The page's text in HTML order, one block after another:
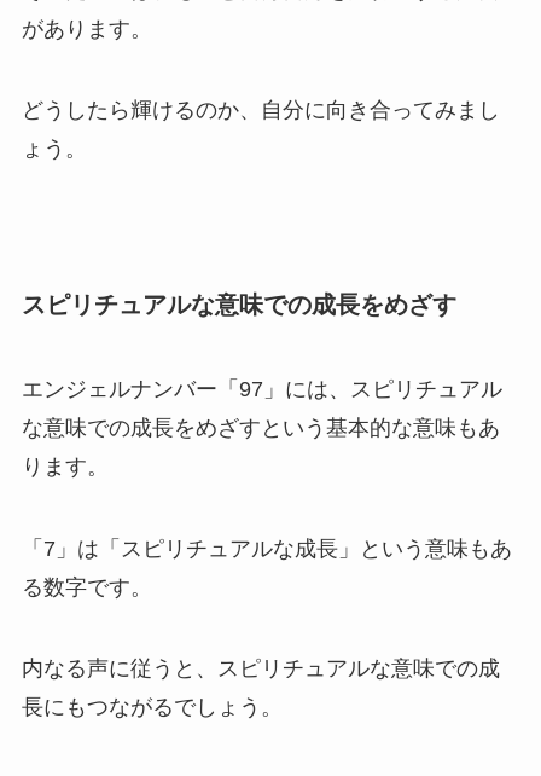
があります。
どうしたら輝けるのか、自分に向き合ってみまし
ょう。
スピリチュアルな意味での成長をめざす
エンジェルナンバー「97」には、スピリチュアル
な意味での成長をめざすという基本的な意味もあ
ります。
「7」は「スピリチュアルな成長」という意味もあ
る数字です。
内なる声に従うと、スピリチュアルな意味での成
長にもつながるでしょう。